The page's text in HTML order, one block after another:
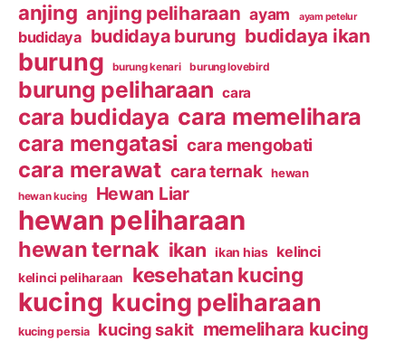
anjing anjing peliharaan ayam ayam petelur
budidaya budidaya burung budidaya ikan
burung burung kenari burung lovebird
burung peliharaan cara
cara budidaya cara memelihara
cara mengatasi cara mengobati
cara merawat cara ternak hewan
hewan kucing Hewan Liar
hewan peliharaan
hewan ternak ikan ikan hias kelinci
kelinci peliharaan kesehatan kucing
kucing kucing peliharaan
kucing persia kucing sakit memelihara kucing